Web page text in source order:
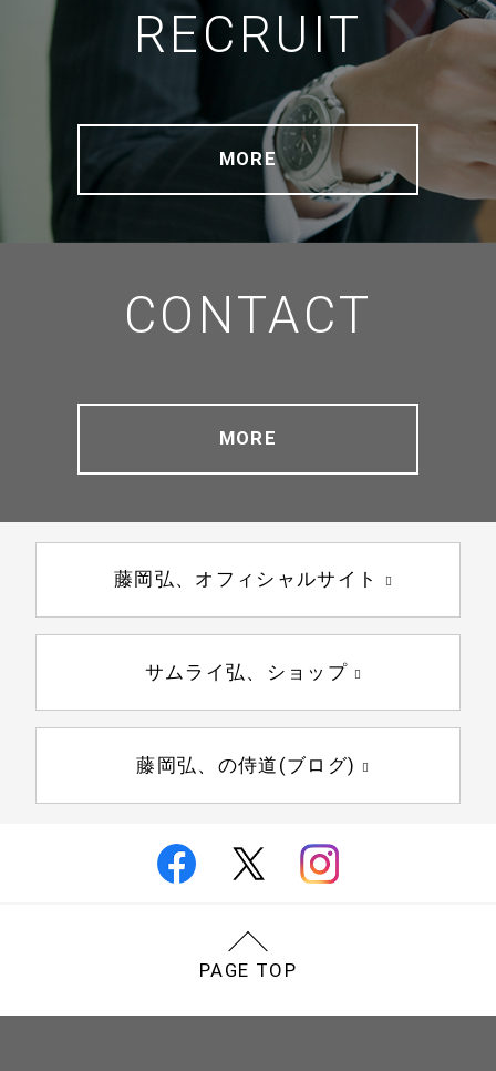
RECRUIT
MORE
CONTACT
MORE
藤岡弘、オフィシャルサイト
サムライ弘、ショップ
藤岡弘、の侍道(ブログ)
PAGE TOP